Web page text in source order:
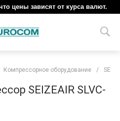
цены зависят от курса валют.
Компрессорное оборудование /
SEIZEAIR SLVC-